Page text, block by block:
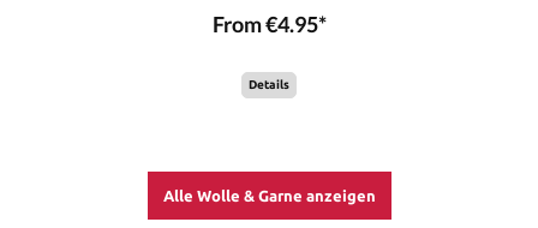
From €4.95*
Details
Alle Wolle & Garne anzeigen